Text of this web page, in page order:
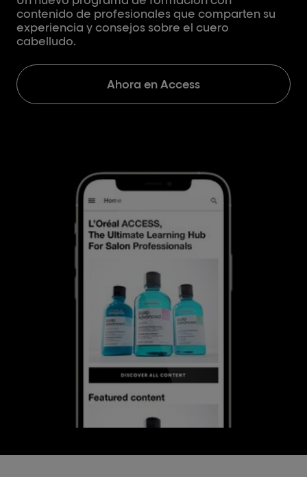
contenido de profesionales que comparten su
experiencia y consejos sobre el cuero
cabelludo.
Ahora en Access